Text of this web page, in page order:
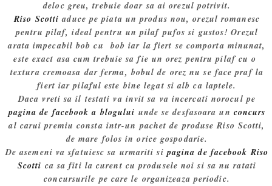
deloc greu, trebuie doar sa ai orezul potrivit.
Riso Scotti aduce pe piata un produs nou, orezul romanesc
pentru pilaf, ideal pentru un pilaf pufos si gustos! Orezul
arata impecabil bob cu bob iar la fiert se comporta minunat,
este exact asa cum trebuie sa fie un orez pentru pilaf cu o
textura cremoasa dar ferma, bobul de orez nu se face praf la
fiert iar pilaful este bine legat si alb ca laptele.
Daca vreti sa il testati va invit sa va incercati norocul pe
pagina de facebook a blogului unde se desfasoara un concurs
al carui premiu consta intr-un pachet de produse Riso Scotti,
de mare folos in orice gospodarie.
De asemeni va sfatuiesc sa urmariti sipagina de facebook Riso
Scotti ca sa fiti la curent cu produsele noi si sa nu ratati
concursurile pe care le organizeaza periodic.